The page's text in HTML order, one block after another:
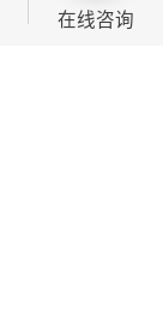
在线咨询